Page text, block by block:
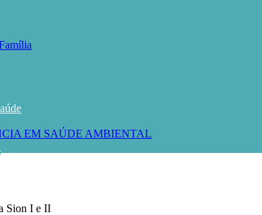
EM SAÚDE AMBIENTAL
Sion I e II